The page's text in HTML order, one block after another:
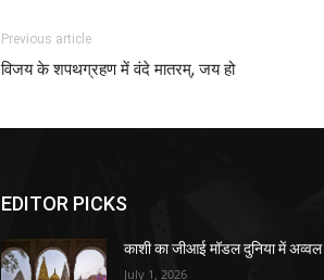
Previous article
विजय के शपथग्रहण में वंदे मातरम्, जय हो
EDITOR PICKS
काशी का जीआई मॉडल दुनिया में अव्वल
July 1, 2026